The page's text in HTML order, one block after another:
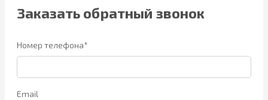
Заказать обратный звонок
Номер телефона*
Email